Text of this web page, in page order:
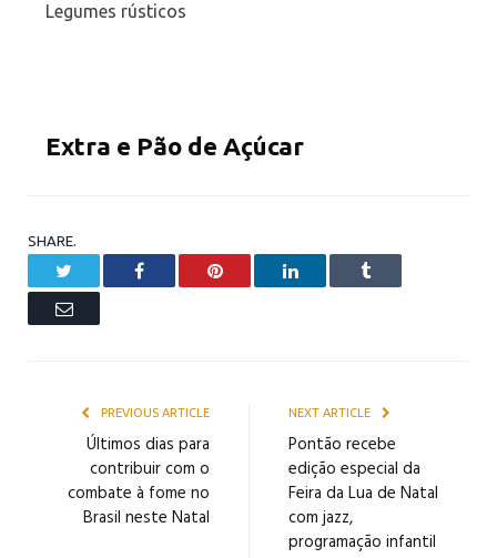
Legumes rústicos
Extra e Pão de Açúcar
SHARE.
Facebook Pinterest LinkedIn Tumblr
Email
PREVIOUS ARTICLE
Últimos dias para
contribuir com o
combate à fome no
Brasil neste Natal
NEXT ARTICLE
Pontão recebe
edição especial da
Feira da Lua de Natal
com jazz,
programação infantil